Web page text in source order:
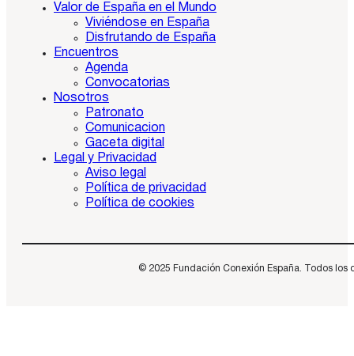
Valor de España en el Mundo
Viviéndose en España
Disfrutando de España
Encuentros
Agenda
Convocatorias
Nosotros
Patronato
Comunicacion
Gaceta digital
Legal y Privacidad
Aviso legal
Política de privacidad
Política de cookies
© 2025 Fundación Conexión España. Todos los